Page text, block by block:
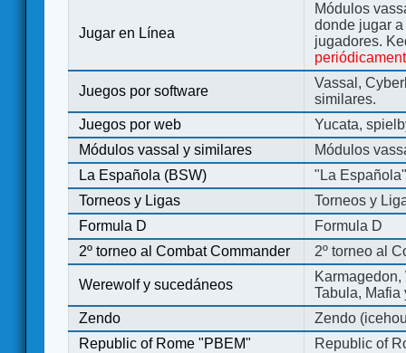
Jugar en Línea
Módulos
donde jugar
jugadores.
Juegos por software
Vassal,
similares.
Juegos por web
Yucata,
Módulos vassal y similares
Módulos
La Española (BSW)
"La
Torneos y Ligas
Torneos y
Formula D
Formula D
2º torneo al Combat Commander
2º torneo al
Werewolf y sucedáneos
Tabula, Mafia
Zendo
Zendo
Republic of Rome "PBEM"
Republic of